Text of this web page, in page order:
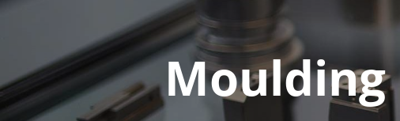
Moulding